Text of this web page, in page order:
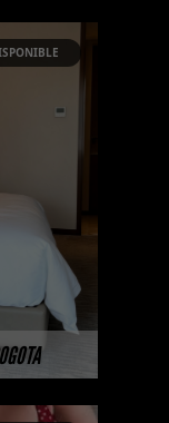
nivel